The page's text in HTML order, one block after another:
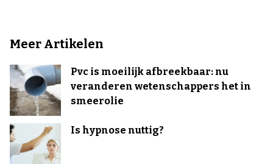
Meer Artikelen
Pvc is moeilijk afbreekbaar: nu
veranderen wetenschappers het in
smeerolie
Is hypnose nuttig?